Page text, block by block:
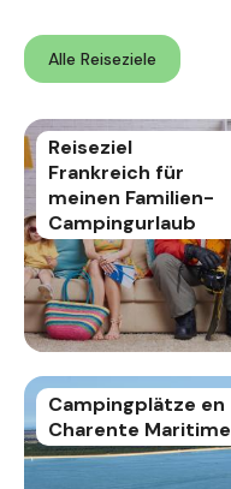
Alle Reiseziele
Reiseziel
Frankreich für
meinen Familien-
Campingurlaub
Campingplätze en
Charente Maritime